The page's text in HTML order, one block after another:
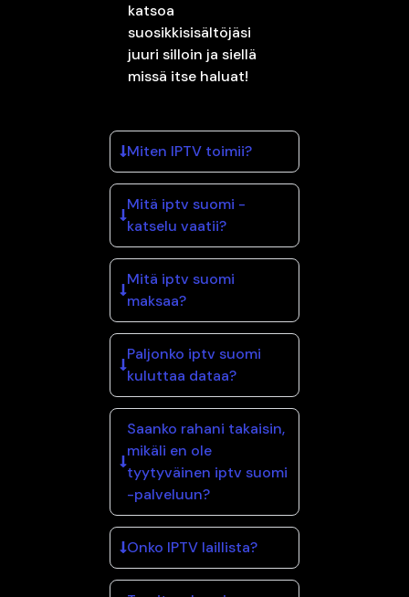
katsoa
suosikkisisältöjäsi
juuri silloin ja siellä
missä itse haluat!
Miten IPTV toimii?
Mitä iptv suomi -
katselu vaatii?
Mitä iptv suomi
maksaa?
Paljonko iptv suomi
kuluttaa dataa?
Saanko rahani takaisin,
mikäli en ole
tyytyväinen iptv suomi
-palveluun?
Onko IPTV laillista?